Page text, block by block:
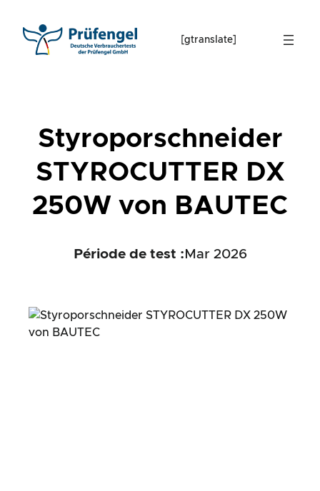
content
[gtranslate]
Styroporschneider
STYROCUTTER DX
250W von BAUTEC
Période de test : Mar 2026